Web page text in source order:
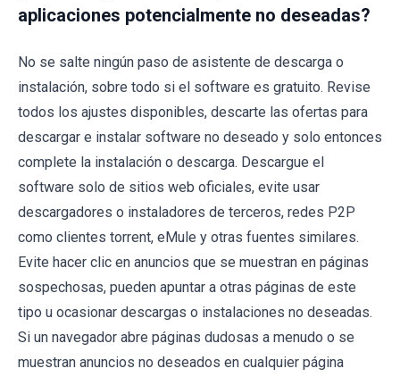
aplicaciones potencialmente no deseadas?
No se salte ningún paso de asistente de descarga o
instalación, sobre todo si el software es gratuito. Revise
todos los ajustes disponibles, descarte las ofertas para
descargar e instalar software no deseado y solo entonces
complete la instalación o descarga. Descargue el
software solo de sitios web oficiales, evite usar
descargadores o instaladores de terceros, redes P2P
como clientes torrent, eMule y otras fuentes similares.
Evite hacer clic en anuncios que se muestran en páginas
sospechosas, pueden apuntar a otras páginas de este
tipo u ocasionar descargas o instalaciones no deseadas.
Si un navegador abre páginas dudosas a menudo o se
muestran anuncios no deseados en cualquier página